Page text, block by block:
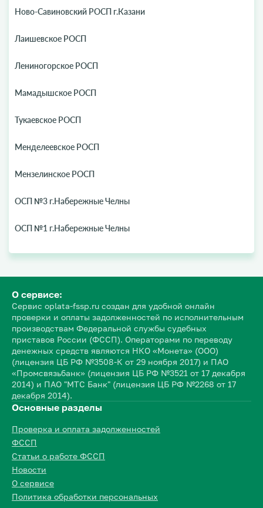
Ново-Савиновский РОСП г.Казани
Лаишевское РОСП
Лениногорское РОСП
Мамадышское РОСП
Тукаевское РОСП
Менделеевское РОСП
Мензелинское РОСП
ОСП №3 г.Набережные Челны
ОСП №1 г.Набережные Челны
О сервисе:
Сервис oplata-fssp.ru создан для удобной онлайн
проверки и оплаты задолженностей по исполнительным
производствам Федеральной службы судебных
приставов России (ФССП). Операторами по переводу
денежных средств являются НКО «Монета» (ООО)
(лицензия ЦБ РФ №3508-К от 29 ноября 2017) и ПАО
«Промсвязьбанк» (лицензия ЦБ РФ №3521 от 17 декабря
2014) и ПАО "МТС Банк" (лицензия ЦБ РФ №2268 от 17
декабря 2014).
Основные разделы
Проверка и оплата задолженностей
ФССП
Статьи о работе ФССП
Новости
О сервисе
Политика обработки персональных